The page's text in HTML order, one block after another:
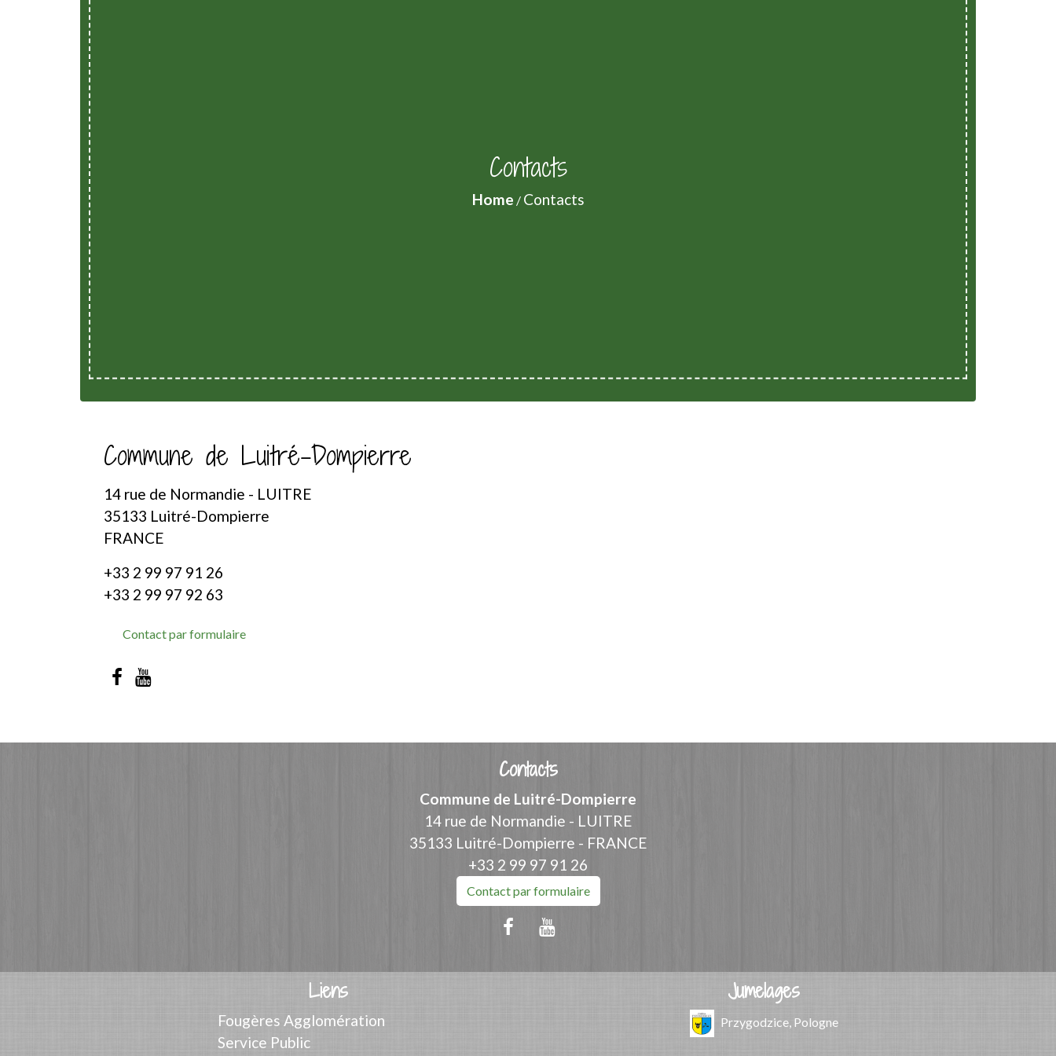
Contacts
Home / Contacts
Commune de Luitré-Dompierre
14 rue de Normandie - LUITRE
35133 Luitré-Dompierre
FRANCE
+33 2 99 97 91 26
+33 2 99 97 92 63
Contact par formulaire
Contacts
Commune de Luitré-Dompierre
14 rue de Normandie - LUITRE
35133 Luitré-Dompierre - FRANCE
+33 2 99 97 91 26
Contact par formulaire
Liens
Fougères Agglomération
Service Public
Jumelages
Przygodzice, Pologne